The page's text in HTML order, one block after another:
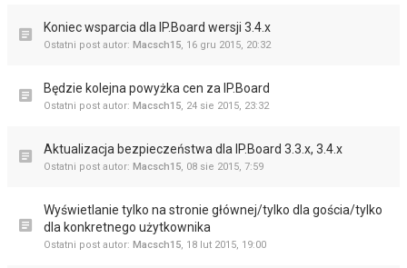
Koniec wsparcia dla IP.Board wersji 3.4.x
Ostatni post autor: Macsch15, 16 gru 2015, 20:32
Będzie kolejna powyżka cen za IP.Board
Ostatni post autor: Macsch15, 24 sie 2015, 23:32
Aktualizacja bezpieczeństwa dla IP.Board 3.3.x, 3.4.x
Ostatni post autor: Macsch15, 08 sie 2015, 7:59
Wyświetlanie tylko na stronie głównej/tylko dla gościa/tylko
dla konkretnego użytkownika
Ostatni post autor: Macsch15, 18 lut 2015, 19:00